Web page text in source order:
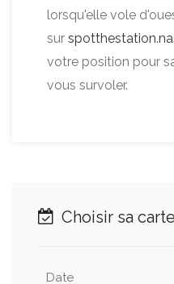
lorsqu'elle vole
sur
votre position pour
vous survoler.
Choisir sa
Date